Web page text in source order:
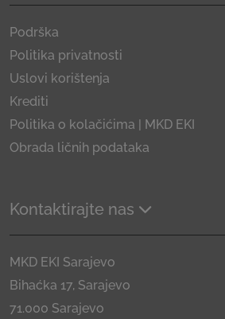
Podrška
Politika privatnosti
Uslovi korištenja
Krediti
Politika o kolačićima | MKD EKI
Obrada ličnih podataka
Kontaktirajte nas
MKD EKI Sarajevo
Bihaćka 17, Sarajevo
71.000 Sarajevo